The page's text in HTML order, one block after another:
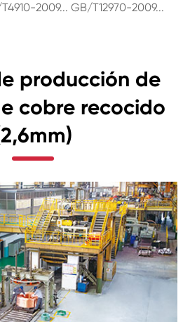
2009... GB/T12970-2009...
producción de
cobre recocido